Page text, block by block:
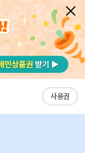
사용권